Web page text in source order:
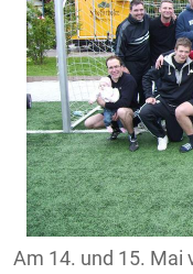
Am 14. und 15. Mai